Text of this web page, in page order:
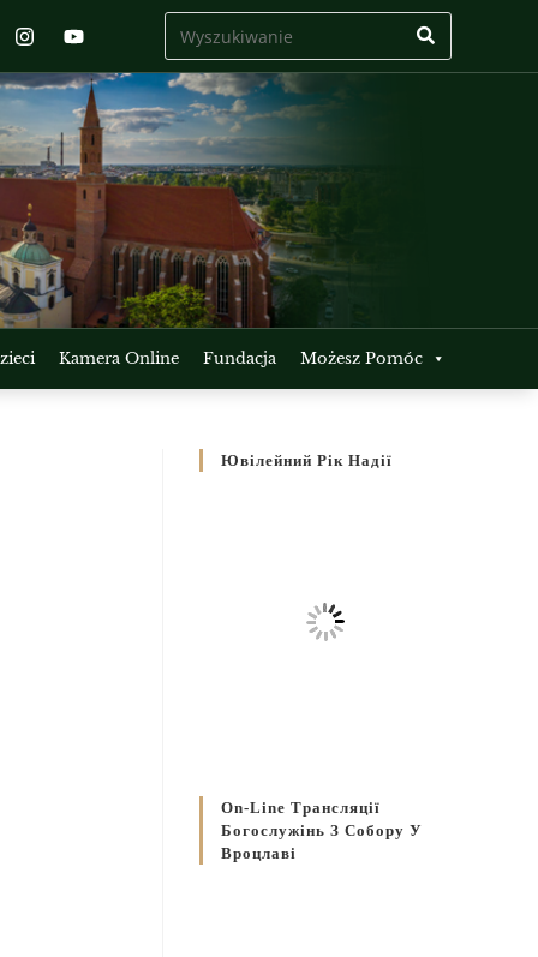
Kamera Online Fundacja Możesz Pomóc
Ювілейний Рік Надії
On-Line Трансляції
Богослужінь З Собору У
Вроцлаві